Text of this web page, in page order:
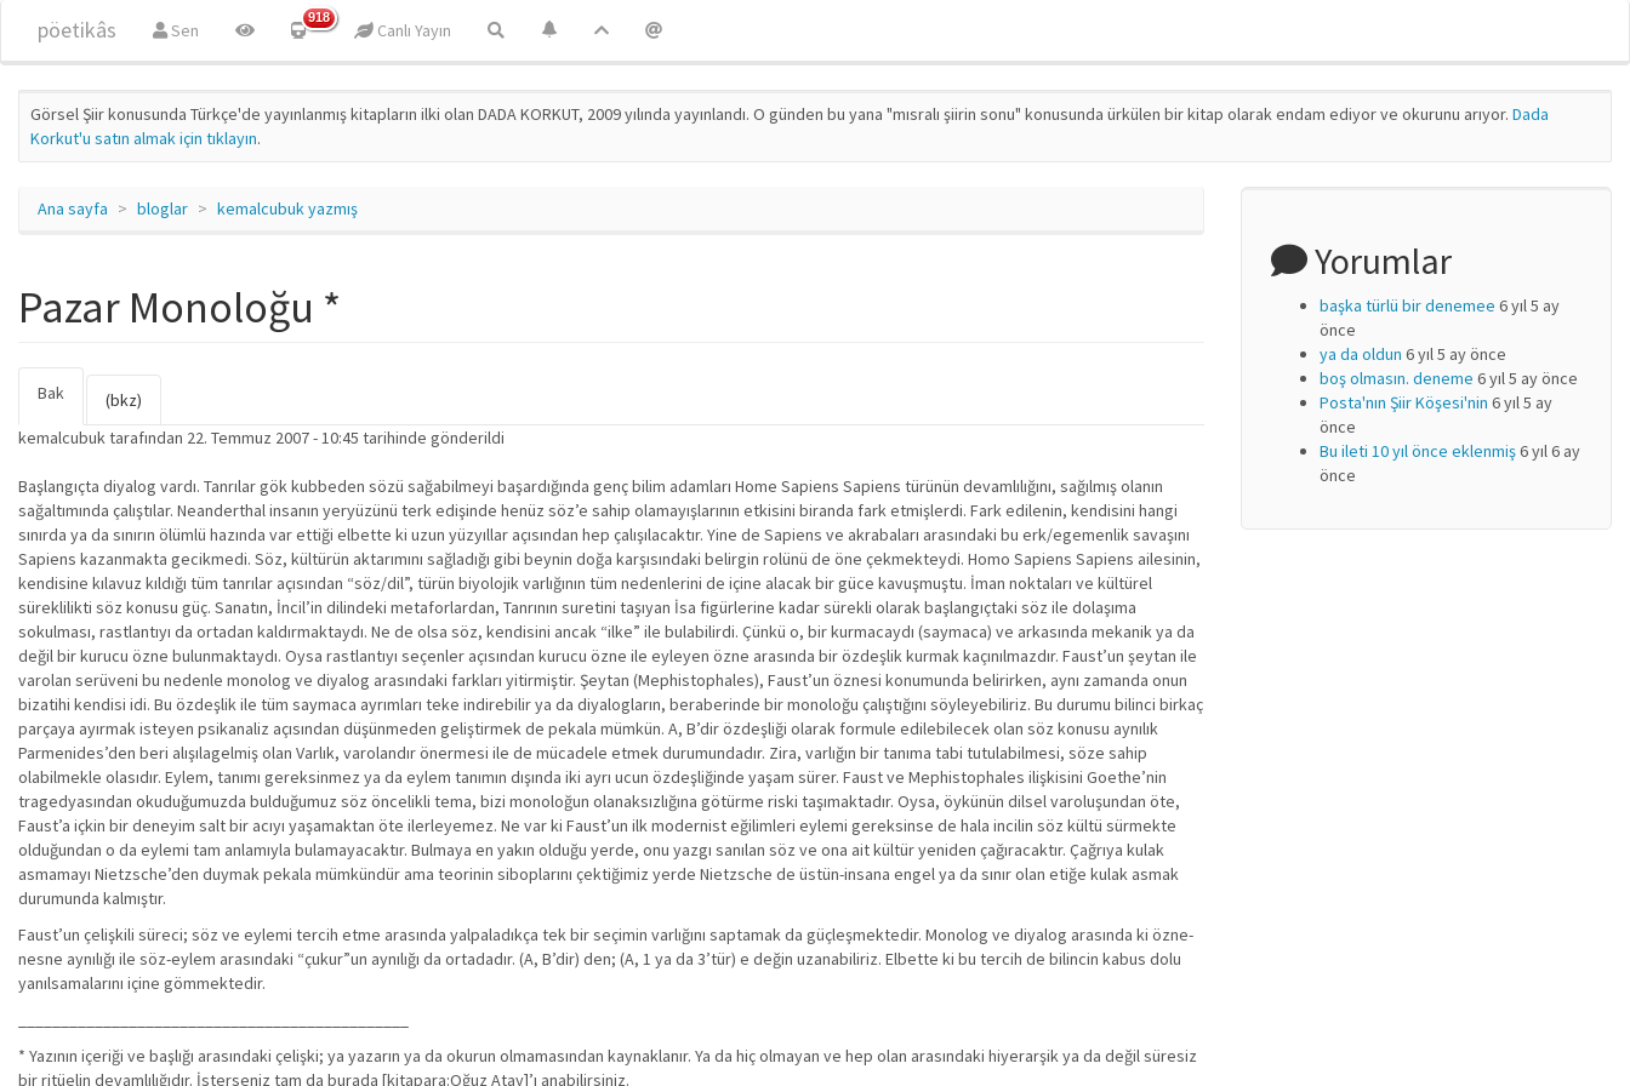
pöetikâs Sen
918
Canlı Yayın
Görsel Şiir konusunda Türkçe'de yayınlanmış kitapların ilki olan DADA KORKUT, 2009 yılında yayınlandı. O günden bu yana "mısralı şiirin sonu" konusunda ürkülen bir kitap olarak endam ediyor ve okurunu arıyor. Dada
Korkut'u satın almak için tıklayın.
Ana sayfa bloglar kemalcubuk yazmış
Pazar Monoloğu *
Birincil sekmeler
Bak
sekme)
(bkz)
kemalcubuktarafından 22. Temmuz 2007 - 10:45 tarihinde gönderildi
Başlangıçta diyalog vardı. Tanrılar gök kubbeden sözü sağabilmeyi başardığında genç bilim adamları Home Sapiens Sapiens türünün devamlılığını, sağılmış olanın
sağaltımında çalıştılar. Neanderthal insanın yeryüzünü terk edişinde henüz söz’e sahip olamayışlarının etkisini biranda fark etmişlerdi. Fark edilenin, kendisini hangi
sınırda ya da sınırın ölümlü hazında var ettiği elbette ki uzun yüzyıllar açısından hep çalışılacaktır. Yine de Sapiens ve akrabaları arasındaki bu erk/egemenlik savaşını
Sapiens kazanmakta gecikmedi. Söz, kültürün aktarımını sağladığı gibi beynin doğa karşısındaki belirgin rolünü de öne çekmekteydi. Homo Sapiens Sapiens ailesinin,
kendisine kılavuz kıldığı tüm tanrılar açısından “söz/dil”, türün biyolojik varlığının tüm nedenlerini de içine alacak bir güce kavuşmuştu. İman noktaları ve kültürel
süreklilikti söz konusu güç. Sanatın, İncil’in dilindeki metaforlardan, Tanrının suretini taşıyan İsa figürlerine kadar sürekli olarak başlangıçtaki söz ile dolaşıma
sokulması, rastlantıyı da ortadan kaldırmaktaydı. Ne de olsa söz, kendisini ancak “ilke” ile bulabilirdi. Çünkü o, bir kurmacaydı (saymaca) ve arkasında mekanik ya da
değil bir kurucu özne bulunmaktaydı. Oysa rastlantıyı seçenler açısından kurucu özne ile eyleyen özne arasında bir özdeşlik kurmak kaçınılmazdır. Faust’un şeytan ile
varolan serüveni bu nedenle monolog ve diyalog arasındaki farkları yitirmiştir. Şeytan (Mephistophales), Faust’un öznesi konumunda belirirken, aynı zamanda onun
bizatihi kendisi idi. Bu özdeşlik ile tüm saymaca ayrımları teke indirebilir ya da diyalogların, beraberinde bir monoloğu çalıştığını söyleyebiliriz. Bu durumu bilinci birkaç
parçaya ayırmak isteyen psikanaliz açısından düşünmeden geliştirmek de pekala mümkün. A, B’dir özdeşliği olarak formule edilebilecek olan söz konusu aynılık
Parmenides’den beri alışılagelmiş olan Varlık, varolandır önermesi ile de mücadele etmek durumundadır. Zira, varlığın bir tanıma tabi tutulabilmesi, söze sahip
olabilmekle olasıdır. Eylem, tanımı gereksinmez ya da eylem tanımın dışında iki ayrı ucun özdeşliğinde yaşam sürer. Faust ve Mephistophales ilişkisini Goethe’nin
tragedyasından okuduğumuzda bulduğumuz söz öncelikli tema, bizi monoloğun olanaksızlığına götürme riski taşımaktadır. Oysa, öykünün dilsel varoluşundan öte,
Faust’a içkin bir deneyim salt bir acıyı yaşamaktan öte ilerleyemez. Ne var ki Faust’un ilk modernist eğilimleri eylemi gereksinse de hala incilin söz kültü sürmekte
olduğundan o da eylemi tam anlamıyla bulamayacaktır. Bulmaya en yakın olduğu yerde, onu yazgı sanılan söz ve ona ait kültür yeniden çağıracaktır. Çağrıya kulak
asmamayı Nietzsche’den duymak pekala mümkündür ama teorinin siboplarını çektiğimiz yerde Nietzsche de üstün-insana engel ya da sınır olan etiğe kulak asmak
durumunda kalmıştır.
Faust’un çelişkili süreci; söz ve eylemi tercih etme arasında yalpaladıkça tek bir seçimin varlığını saptamak da güçleşmektedir. Monolog ve diyalog arasında ki özne-
nesne aynılığı ile söz-eylem arasındaki “çukur”un aynılığı da ortadadır. (A, B’dir) den; (A, 1 ya da 3’tür) e değin uzanabiliriz. Elbette ki bu tercih de bilincin kabus dolu
yanılsamalarını içine gömmektedir.
* Yazının içeriği ve başlığı arasındaki çelişki; ya yazarın ya da okurun olmamasından kaynaklanır. Ya da hiç olmayan ve hep olan arasındaki hiyerarşik ya da değil süresiz
bir ritüelin devamlılığıdır. İsterseniz tam da burada [kitapara:Oğuz Atay]’ı anabilirsiniz.
Yorumlar
başka türlü bir denemee 6 yıl 5 ay
önce
ya da oldun 6 yıl 5 ay önce
boş olmasın. deneme 6 yıl 5 ay önce
Posta'nın Şiir Köşesi'nin 6 yıl 5 ay
önce
Bu ileti 10 yıl önce eklenmiş6 yıl 6 ay
önce